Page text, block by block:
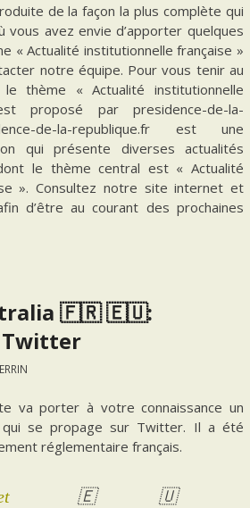
de la façon la plus complète qui
vous avez envie d’apporter quelques
« Actualité institutionnelle française »
notre équipe. Pour vous tenir au
thème « Actualité institutionnelle
proposé par presidence-de-la-
de-la-republique.fr est une
qui présente diverses actualités
le thème central est « Actualité
». Consultez notre site internet et
d’être au courant des prochaines
🇫🇷 🇪🇺:
va porter à votre connaissance un
se propage sur Twitter. Il a été
réglementaire français.
🇪🇺